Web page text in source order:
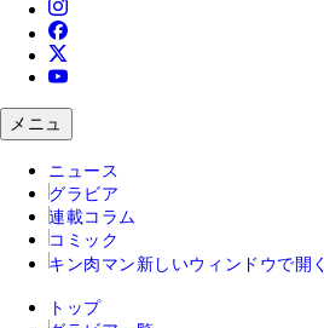
メニュ
ニュース
グラビア
連載コラム
コミック
キン肉マン 新しいウィンドウで開く
トップ